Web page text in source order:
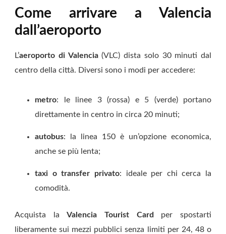
Come arrivare a Valencia
dall’aeroporto
L’aeroporto di Valencia(VLC) dista solo 30 minuti dal
centro della città. Diversi sono i modi per accedere:
metro: le linee 3 (rossa) e 5 (verde) portano
direttamente in centro in circa 20 minuti;
autobus: la linea 150 è un’opzione economica,
anche se più lenta;
taxi o transfer privato: ideale per chi cerca la
comodità.
Acquista laValencia Tourist Card
per spostarti
liberamente sui mezzi pubblici senza limiti per 24, 48 o